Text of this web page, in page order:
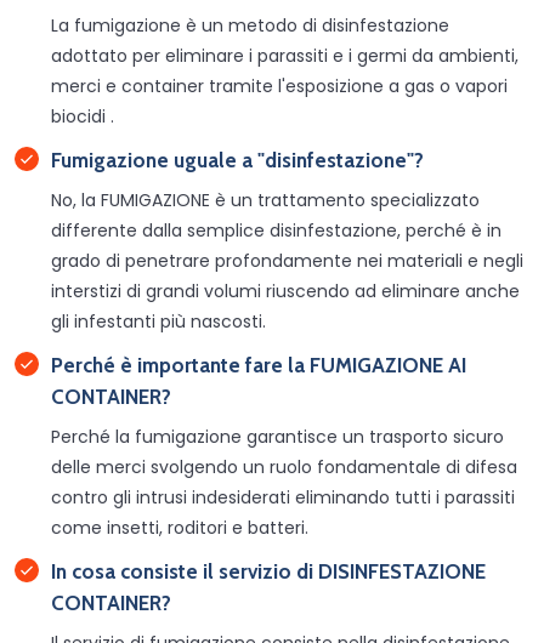
La fumigazione è un metodo di disinfestazione
adottato per eliminare i parassiti e i germi da ambienti,
merci e container tramite l'esposizione a gas o vapori
biocidi .
Fumigazione uguale a "disinfestazione"?
No, la FUMIGAZIONE è un trattamento specializzato
differente dalla semplice disinfestazione, perché è in
grado di penetrare profondamente nei materiali e negli
interstizi di grandi volumi riuscendo ad eliminare anche
gli infestanti più nascosti.
Perché è importante fare la FUMIGAZIONE AI
CONTAINER?
Perché la fumigazione garantisce un trasporto sicuro
delle merci svolgendo un ruolo fondamentale di difesa
contro gli intrusi indesiderati eliminando tutti i parassiti
come insetti, roditori e batteri.
In cosa consiste il servizio di DISINFESTAZIONE
CONTAINER?